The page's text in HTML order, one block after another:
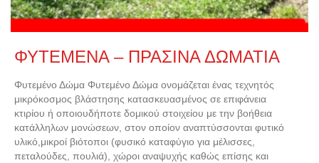
ΦΥΤΕΜΕΝΑ – ΠΡΑΣΙΝΑ ΔΩΜΑΤΙΑ
Φυτεμένο Δώμα Φυτεμένο Δώμα ονομάζεται ένας τεχνητός
μικρόκοσμος βλάστησης κατασκευασμένος σε επιφάνεια
κτιρίου ή οποιουδήποτε δομικού στοιχείου με την βοήθεια
κατάλληλων μονώσεων, στον οποίον αναπτύσσονται φυτικό
υλικό,μικροί βιότοποι (φυσικό καταφύγιο για μέλισσες,
πεταλούδες, πουλιά), χώροι αναψυχής καθώς επίσης και